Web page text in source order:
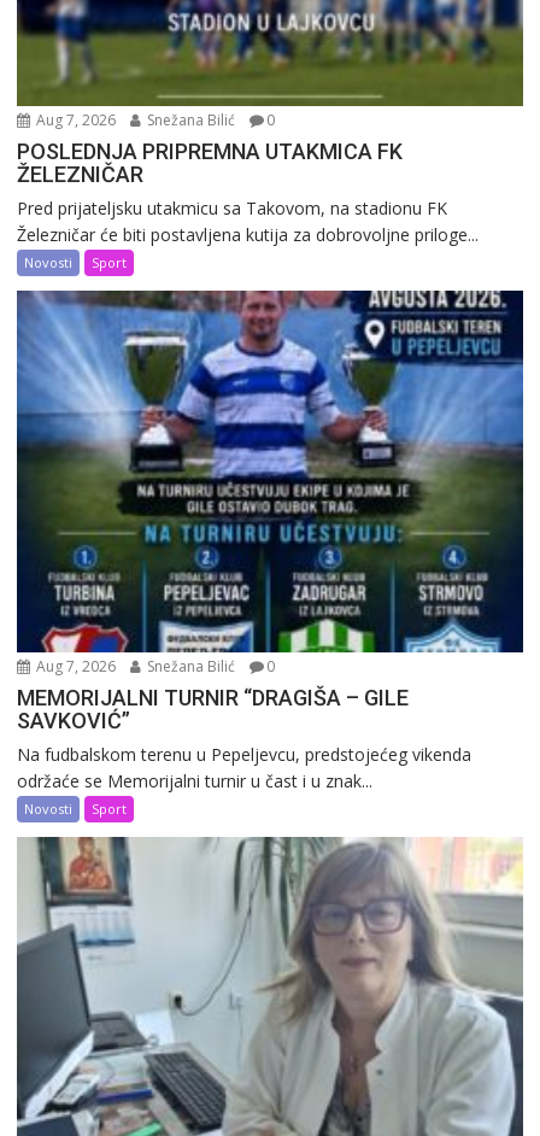
Aug 7, 2026 Snežana Bilić 0
POSLEDNJA PRIPREMNA UTAKMICA FK
ŽELEZNIČAR
Pred prijateljsku utakmicu sa Takovom, na stadionu FK
Železničar će biti postavljena kutija za dobrovoljne priloge...
Novosti Sport
Aug 7, 2026 Snežana Bilić 0
MEMORIJALNI TURNIR “DRAGIŠA – GILE
SAVKOVIĆ”
Na fudbalskom terenu u Pepeljevcu, predstojećeg vikenda
održaće se Memorijalni turnir u čast i u znak...
Novosti Sport